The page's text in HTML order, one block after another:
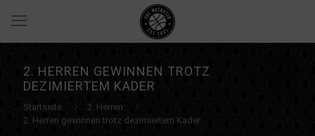
2. HERREN GEWINNEN TROTZ
DEZIMIERTEM KADER
Startseite
2. Herren
2. Herren gewinnen trotz dezimiertem Kader